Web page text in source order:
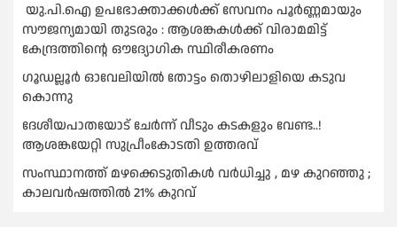
യു.പി.ഐ ഉപഭോക്താക്കള്‍ക്ക് സേവനം പൂര്‍ണ്ണമായും
സൗജന്യമായി തുടരും : ആശങ്കകള്‍ക്ക് വിരാമമിട്ട്
കേന്ദ്രത്തിന്റെ ഔദ്യോഗിക സ്ഥിരീകരണം
ഗൂഡല്ലൂർ ഓവേലിയിൽ തോട്ടം തൊഴിലാളിയെ കടുവ
കൊന്നു
ദേശീയപാതയോട് ചേര്‍ന്ന് വീടും കടകളും വേണ്ട..!
ആശങ്കയേറ്റി സുപ്രീംകോടതി ഉത്തരവ്
സംസ്ഥാനത്ത് മഴക്കെടുതികള്‍ വര്‍ധിച്ചു , മഴ കുറഞ്ഞു ;
കാലവര്‍ഷത്തില്‍ 21% കുറവ്